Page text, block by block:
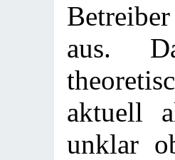
aus.
aktuell
unklar